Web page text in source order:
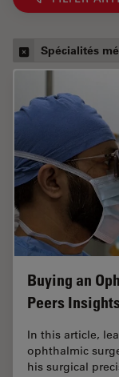
Spécialités
Buying an
Peers
In this article,
ophthalmic
his surgical